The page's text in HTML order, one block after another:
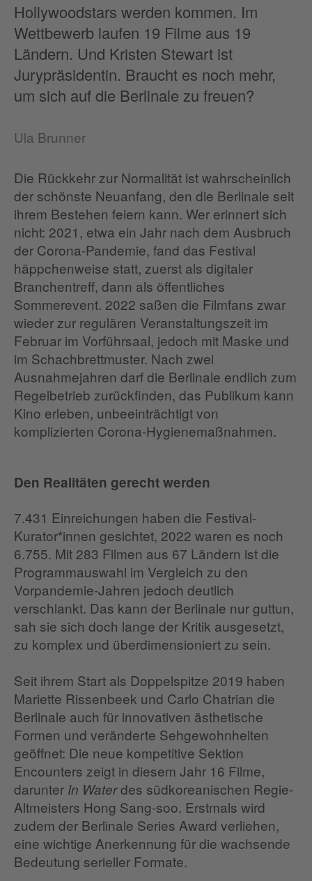
Hollywoodstars werden kommen. Im
Wettbewerb laufen 19 Filme aus 19
Ländern. Und Kristen Stewart ist
Jurypräsidentin. Braucht es noch mehr,
um sich auf die Berlinale zu freuen?
Ula Brunner
Die Rückkehr zur Normalität ist wahrscheinlich
der schönste Neuanfang, den die Berlinale seit
ihrem Bestehen feiern kann. Wer erinnert sich
nicht: 2021, etwa ein Jahr nach dem Ausbruch
der Corona-Pandemie, fand das Festival
häppchenweise statt, zuerst als digitaler
Branchentreff, dann als öffentliches
Sommerevent. 2022 saßen die Filmfans zwar
wieder zur regulären Veranstaltungszeit im
Februar im Vorführsaal, jedoch mit Maske und
im Schachbrettmuster. Nach zwei
Ausnahmejahren darf die Berlinale endlich zum
Regelbetrieb zurückfinden, das Publikum kann
Kino erleben, unbeeinträchtigt von
komplizierten Corona-Hygienemaßnahmen.
Den Realitäten gerecht werden
7.431 Einreichungen haben die Festival-
Kurator*innen gesichtet, 2022 waren es noch
6.755. Mit 283 Filmen aus 67 Ländern ist die
Programmauswahl im Vergleich zu den
Vorpandemie-Jahren jedoch deutlich
verschlankt. Das kann der Berlinale nur guttun,
sah sie sich doch lange der Kritik ausgesetzt,
zu komplex und überdimensioniert zu sein.
Seit ihrem Start als Doppelspitze 2019 haben
Mariette Rissenbeek und Carlo Chatrian die
Berlinale auch für innovativen ästhetische
Formen und veränderte Sehgewohnheiten
geöffnet: Die neue kompetitive Sektion
Encounters zeigt in diesem Jahr 16 Filme,
darunter In Waterdes südkoreanischen Regie-
Altmeisters Hong Sang-soo. Erstmals wird
zudem der Berlinale Series Award verliehen,
eine wichtige Anerkennung für die wachsende
Bedeutung serieller Formate.